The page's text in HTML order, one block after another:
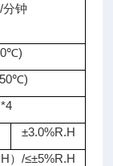
钟
±3.0%R.H
）/≤±5%R.H